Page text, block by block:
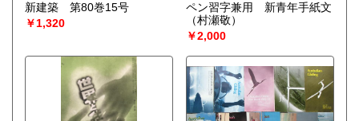
新建築 第80巻15号
￥1,320
ペン習字兼用 新青年手紙文
（村瀬敬）
￥2,000